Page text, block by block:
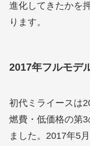
進化してきたかを
ります。
2017年フルモデ
初代ミライースは
燃費・低価格の第
ました。2017年5